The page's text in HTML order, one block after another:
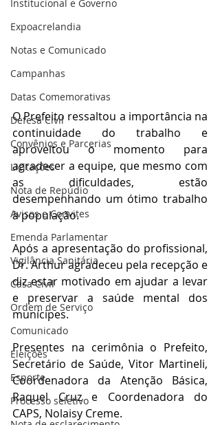
Institucional e Governo
Expoacrelandia
Notas e Comunicado
Campanhas
Datas Comemorativas
Defesa Civil
Convênios e Parcerias
Licitações
Nota de Repúdio
Avisos e Convites
Emenda Parlamentar
Vigilância Sanitária
Casa Civil
Ordem de Serviço
Comunicado
Eleições
Esporte
Processo seletivo
O Prefeito ressaltou a importância na
continuidade do trabalho e
aproveitou o momento para
agradecer a equipe, que mesmo com
as dificuldades, estão
desempenhando um ótimo trabalho
à população.
Após a apresentação do profissional,
Dr. Arthur agradeceu pela recepção e
diz estar motivado em ajudar a levar
e preservar a saúde mental dos
munícipes.
Presentes na cerimônia o Prefeito,
Secretário de Saúde, Vitor Martineli,
Coordenadora da Atenção Básica,
Raquel Cruz e Coordenadora do
CAPS, Nolaisy Creme.